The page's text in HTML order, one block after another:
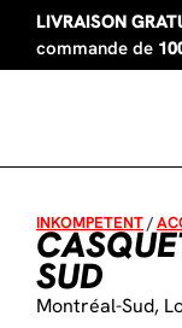
LIVRAISON
commande de
INKOMPETENT/
SUD
Montréal-Sud,